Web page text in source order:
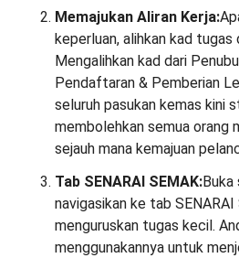
Memajukan Aliran Kerja:
keperluan, alihkan kad tugas
Mengalihkan kad dari
Pendaftaran & Pemberian
seluruh pasukan kemas kini
membolehkan semua orang
sejauh mana kemajuan
Tab SENARAI SEMAK:
navigasikan ke tab
menguruskan tugas kecil.
menggunakannya untuk